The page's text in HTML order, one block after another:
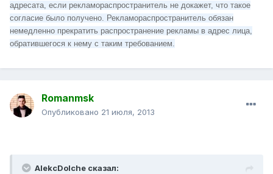
адресата, если рекламораспространитель не докажет, что такое
согласие было получено. Рекламораспространитель обязан
немедленно прекратить распространение рекламы в адрес лица,
обратившегося к нему с таким требованием.
Romanmsk
Опубликовано 21 июля, 2013
AlekcDolche сказал: